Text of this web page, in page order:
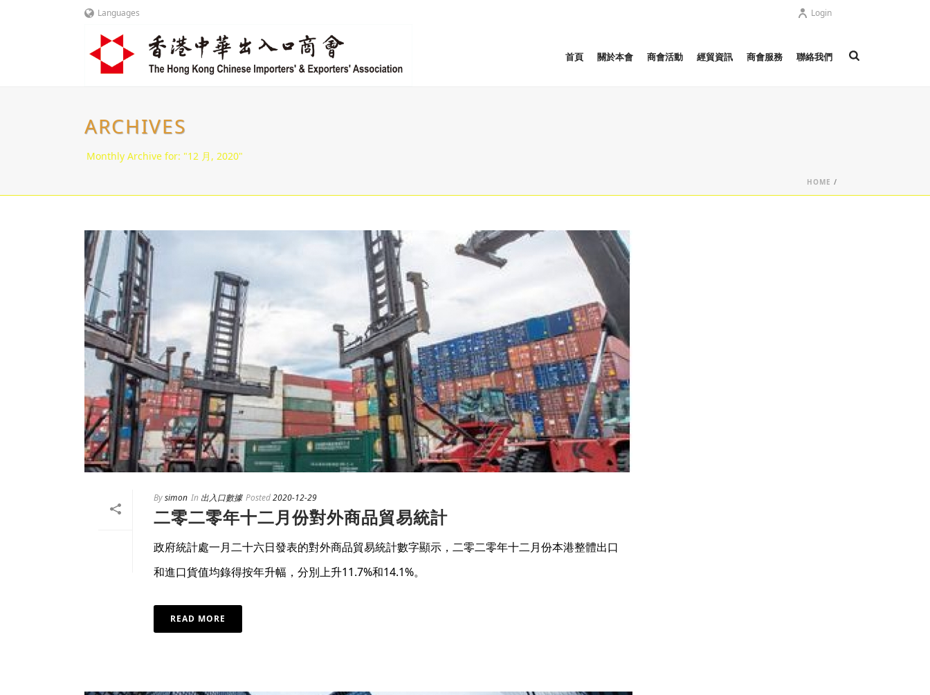
Languages Login
首頁 關於本會 商會活動 經貿資訊 商會服務 聯絡我們
ARCHIVES
Monthly Archive for: "12 月, 2020"
HOME /
Bysimon In 出入口數據 Posted2020-12-29
二零二零年十二月份對外商品貿易統計
政府統計處一月二十六日發表的對外商品貿易統計數字顯示，二零二零年十二月份本港整體出口
和進口貨值均錄得按年升幅，分別上升11.7%和14.1%。
READ MORE